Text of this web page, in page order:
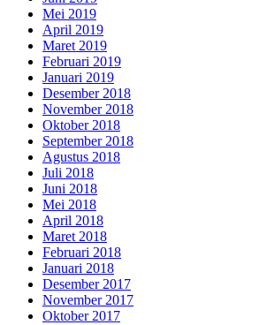
Mei 2019
April 2019
Maret 2019
Februari 2019
Januari 2019
Desember 2018
November 2018
Oktober 2018
September 2018
Agustus 2018
Juli 2018
Juni 2018
Mei 2018
April 2018
Maret 2018
Februari 2018
Januari 2018
Desember 2017
November 2017
Oktober 2017